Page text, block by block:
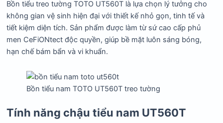
Bồn tiểu treo tường TOTO UT560T là lựa chọn lý tưởng cho
không gian vệ sinh hiện đại với thiết kế nhỏ gọn, tinh tế và
tiết kiệm diện tích. Sản phẩm được làm từ sứ cao cấp phủ
men CeFiONtect độc quyền, giúp bề mặt luôn sáng bóng,
hạn chế bám bẩn và vi khuẩn.
Bồn tiểu nam TOTO UT560T treo tường
Tính năng chậu tiểu nam UT560T